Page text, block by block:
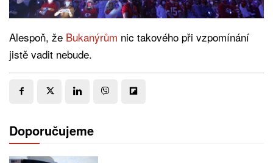
Alespoň, že Bukanýrům nic takového při vzpomínání
jistě vadit nebude.
Doporučujeme